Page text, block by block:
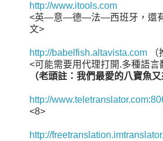
http://www.itools.com
<英—意—德—法—西班牙，還
文>
http://babelfish.altavista.com （
<可能需要用代理打開.多種語言
（老頭註：我們最愛的八寶魚又
http://
<8>
http://